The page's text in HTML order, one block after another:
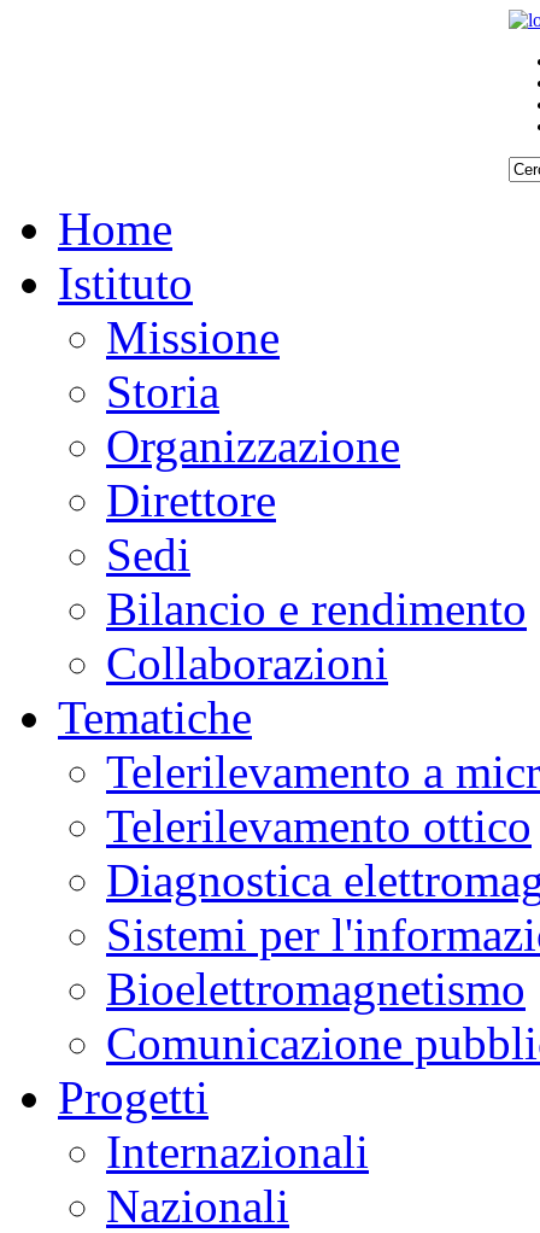
Home
Istituto
Missione
Storia
Organizzazione
Direttore
Sedi
Bilancio e rendimento
Collaborazioni
Tematiche
Telerilevamento a
Telerilevamento ottico
Diagnostica
Sistemi per
Bioelettromagnetismo
Comunicazione
Progetti
Internazionali
Nazionali